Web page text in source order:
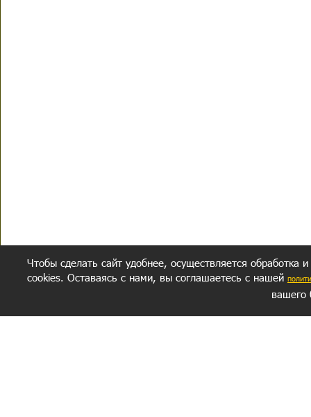
Чтобы сделать сайт удобнее, осуществляется обработка
cookies. Оставаясь с нами, вы соглашаетесь с нашей
вашего